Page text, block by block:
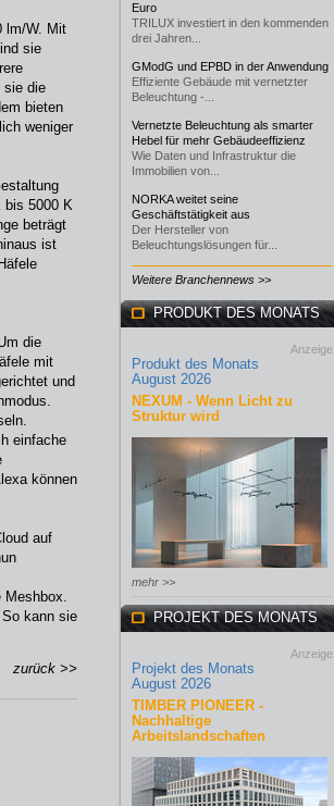
lm/W. Mit
sie
sie die
bieten
weniger
bis 5000 K
beträgt
ist
die
mit
und
einfache
können
auf
Meshbox.
kann sie
zurück >>
Euro
TRILUX investiert in den kommenden
drei Jahren...
GModG und EPBD in der Anwendung
Effiziente Gebäude mit vernetzter
Beleuchtung -...
Vernetzte Beleuchtung als smarter
Hebel für mehr Gebäudeeffizienz
Wie Daten und Infrastruktur die
Immobilien von...
NORKA weitet seine
Geschäftstätigkeit aus
Der Hersteller von
Beleuchtungslösungen für...
Weitere Branchennews >>
PRODUKT DES MONATS
Anzeige
Produkt des Monats
August 2026
NEXUM - Wenn Licht zu
Struktur wird
mehr >>
PROJEKT DES MONATS
Anzeige
Projekt des Monats
August 2026
TIMBER PIONEER -
Nachhaltige
Arbeitslandschaften